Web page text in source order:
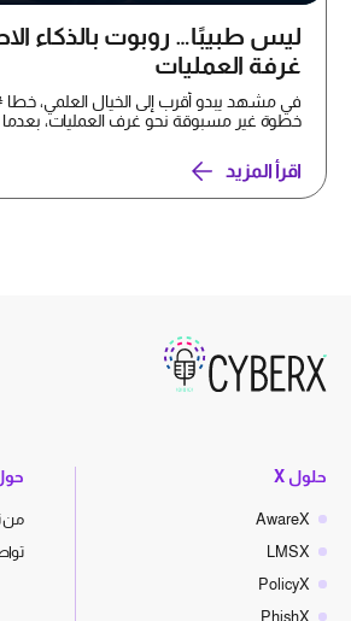
ليس طبيبًا… روبوت بالذكاء
غرفة العمليات
في مشهد يبدو أقرب إلى الخيال العلمي، خطا
خطوة غير مسبوقة نحو غرف العمليات،
اقرأ المزيد
حلول X
AwareX
LMSX
PolicyX
PhishX
من